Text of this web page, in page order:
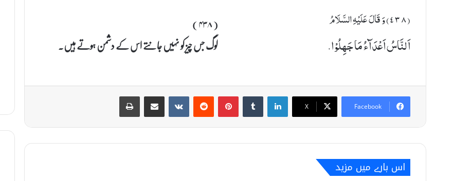
(٤٣٨) وَ قَالَ عَلَیْهِ السَّلَامُ (۴۳۸)
اَلنَّاسُ اَعْدَآءُ مَا جَهِلُوْا. لوگ جس چیز کو نہیں جانتے اس کے دشمن ہوتے ہیں۔
Facebook
X
اس بارے میں مزید